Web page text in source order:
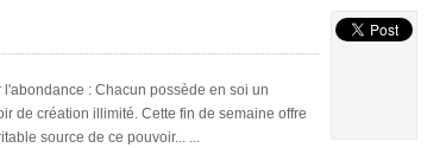
l'abondance : Chacun possède en soi un
de création illimité. Cette fin de semaine offre
source de ce pouvoir... ...